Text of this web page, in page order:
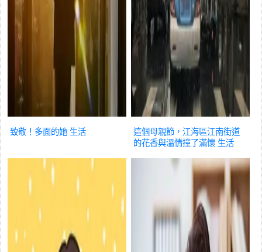
致敬！多面的她 生活
這個母親節，江海區江南街道
的花香與溫情撞了滿懷 生活